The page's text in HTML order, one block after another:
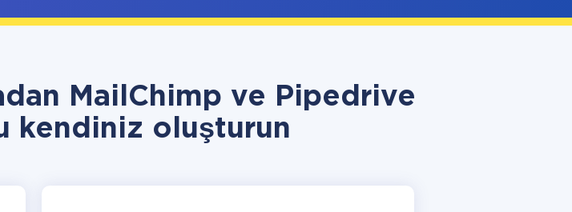
MailChimp ve Pipedrive
kendiniz oluşturun